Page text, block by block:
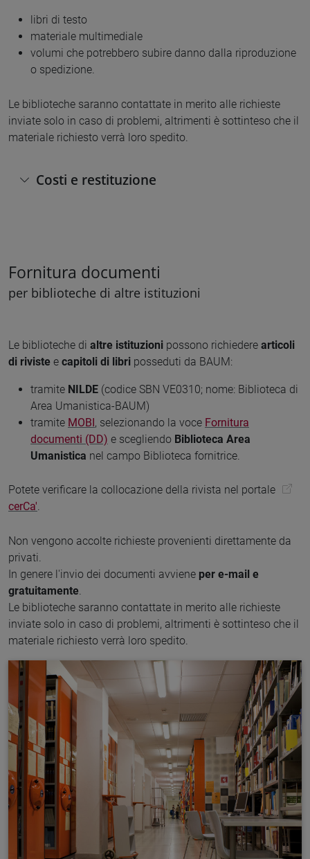
libri di testo
materiale multimediale
volumi che potrebbero subire danno dalla riproduzione
o spedizione.
Le biblioteche saranno contattate in merito alle richieste
inviate solo in caso di problemi, altrimenti è sottinteso che il
materiale richiesto verrà loro spedito.
Costi e restituzione
Fornitura documenti
per biblioteche di altre istituzioni
Le biblioteche di altre istituzioni possono richiedere articoli
di riviste e capitoli di libri posseduti da BAUM:
tramite NILDE (codice SBN VE0310; nome: Biblioteca di
Area Umanistica-BAUM)
tramite MOBI, selezionando la voce Fornitura
documenti (DD) e scegliendo Biblioteca Area
Umanistica nel campo Biblioteca fornitrice.
Potete verificare la collocazione della rivista nel portale
cerCa'.
Non vengono accolte richieste provenienti direttamente da
privati.
In genere l'invio dei documenti avviene per e-mail e
gratuitamente.
Le biblioteche saranno contattate in merito alle richieste
inviate solo in caso di problemi, altrimenti è sottinteso che il
materiale richiesto verrà loro spedito.